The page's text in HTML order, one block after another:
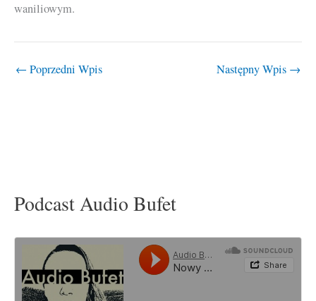
waniliowym.
← Poprzedni Wpis Następny Wpis →
Podcast Audio Bufet